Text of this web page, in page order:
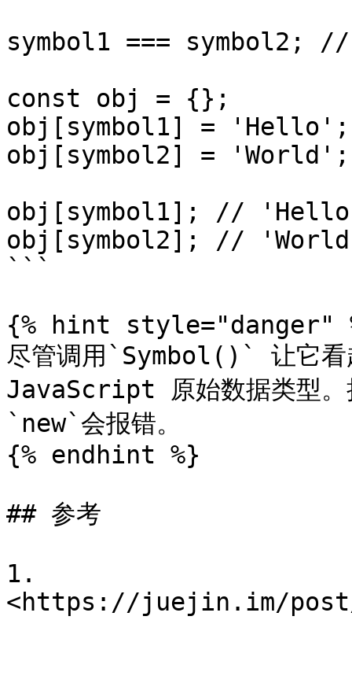
symbol1 === symbol2;
const obj = {};
obj[symbol1] = 'Hello';
obj[symbol2] = 'World';
obj[symbol1]; //
obj[symbol2]; //
```
{% hint style="danger"
尽管调用`Symbol()` 让它看
JavaScript 原始数据类型。
`new`会报错。
{% endhint %}
## 参考
1.